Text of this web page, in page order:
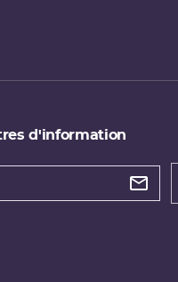
d'information